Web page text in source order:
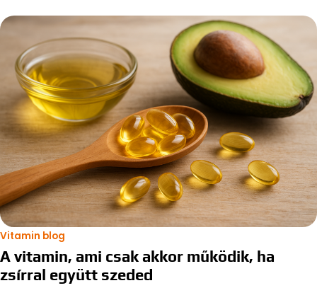
Vitamin blog
A vitamin, ami csak akkor működik, ha
zsírral együtt szeded